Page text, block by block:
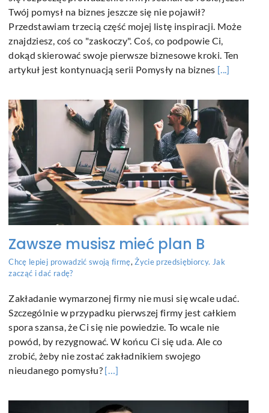
Twój pomysł na biznes jeszcze się nie pojawił?
Przedstawiam trzecią część mojej listę inspiracji. Może
znajdziesz, coś co "zaskoczy". Coś, co podpowie Ci,
dokąd skierować swoje pierwsze biznesowe kroki. Ten
artykuł jest kontynuacją serii Pomysły na biznes [...]
Zawsze musisz mieć plan B
Chcę lepiej prowadzić swoją firmę,Życie przedsiębiorcy. Jak
zacząć i dać radę?
Zakładanie wymarzonej firmy nie musi się wcale udać.
Szczególnie w przypadku pierwszej firmy jest całkiem
spora szansa, że Ci się nie powiedzie. To wcale nie
powód, by rezygnować. W końcu Ci się uda. Ale co
zrobić, żeby nie zostać zakładnikiem swojego
nieudanego pomysłu? […]